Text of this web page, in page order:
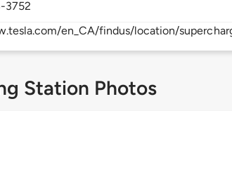
3752
en_CA/findus/location/
Station Photos